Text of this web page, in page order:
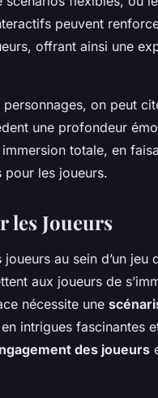
peuvent
offrant ainsi une
on peut
une profondeur
totale, en
pour les joueurs.
les Joueurs
au sein d’un jeu
aux joueurs de
nécessite une
intrigues fascinantes
des joueurs